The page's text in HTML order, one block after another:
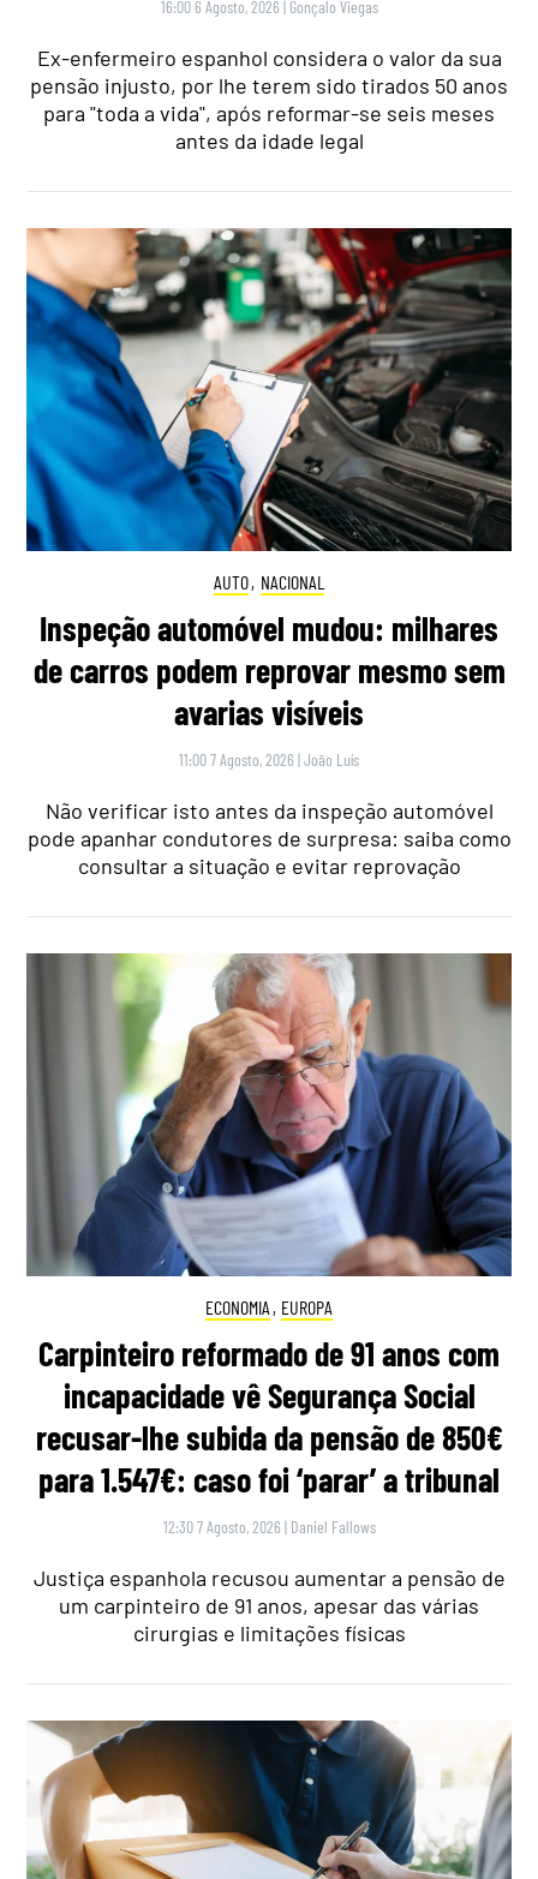
16:00 6 Agosto, 2026 | Gonçalo Viegas
Ex-enfermeiro espanhol considera o valor da sua
pensão injusto, por lhe terem sido tirados 50 anos
para "toda a vida", após reformar-se seis meses
antes da idade legal
AUTO, NACIONAL
Inspeção automóvel mudou: milhares
de carros podem reprovar mesmo sem
avarias visíveis
11:00 7 Agosto, 2026 |João Luís
Não verificar isto antes da inspeção automóvel
pode apanhar condutores de surpresa: saiba como
consultar a situação e evitar reprovação
ECONOMIA , EUROPA
Carpinteiro reformado de 91 anos com
incapacidade vê Segurança Social
recusar-lhe subida da pensão de 850€
para 1.547€: caso foi ‘parar’ a tribunal
12:30 7 Agosto, 2026 | Daniel Fallows
Justiça espanhola recusou aumentar a pensão de
um carpinteiro de 91 anos, apesar das várias
cirurgias e limitações físicas